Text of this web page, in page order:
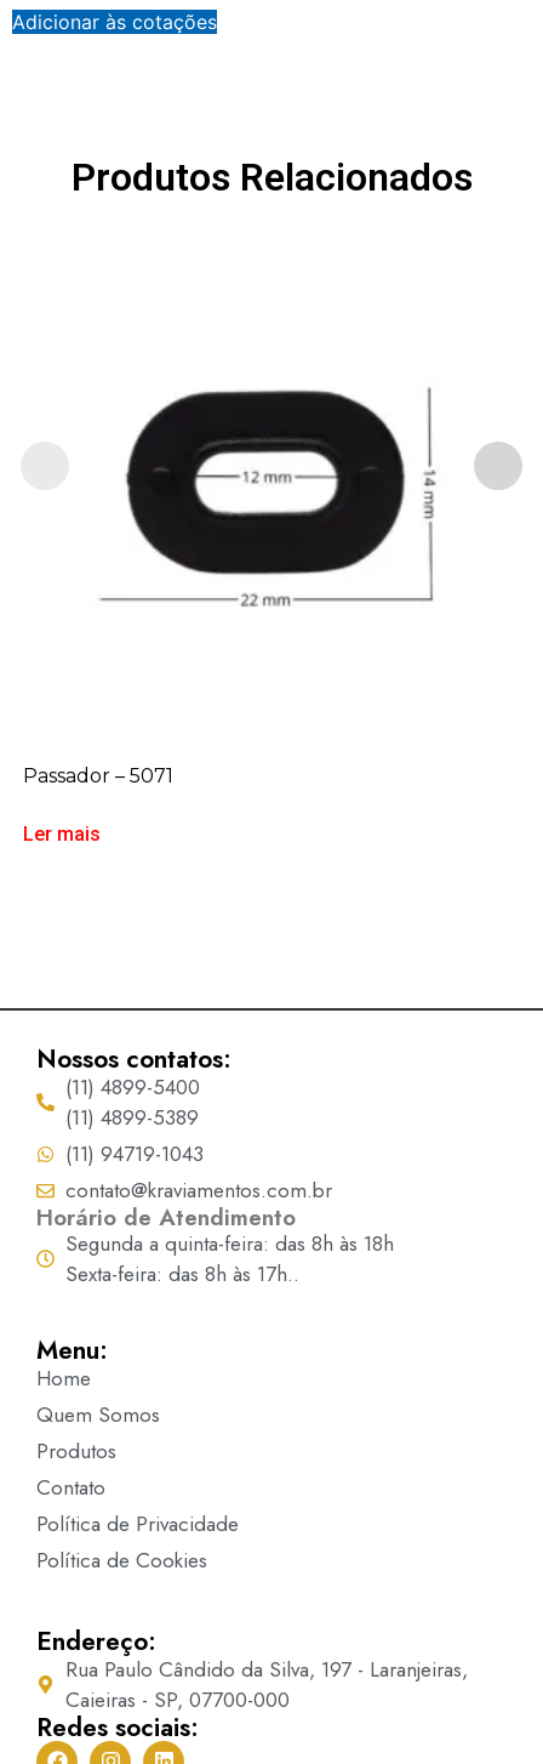
Adicionar às cotações
Produtos Relacionados
Passador – 5071
Ler mais
Nossos contatos:
(11) 4899-5400
(11) 4899-5389
(11) 94719-1043
contato@kraviamentos.com.br
Horário de Atendimento
Segunda a quinta-feira: das 8h às 18h
Sexta-feira: das 8h às 17h..
Menu:
Home
Quem Somos
Produtos
Contato
Política de Privacidade
Política de Cookies
Endereço:
Rua Paulo Cândido da Silva, 197 - Laranjeiras,
Caieiras - SP, 07700-000
Redes sociais: